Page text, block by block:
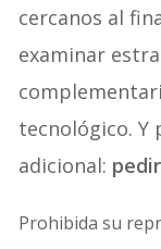
cercanos al
examinar
tecnológico. Y
adicional:
Prohibida su